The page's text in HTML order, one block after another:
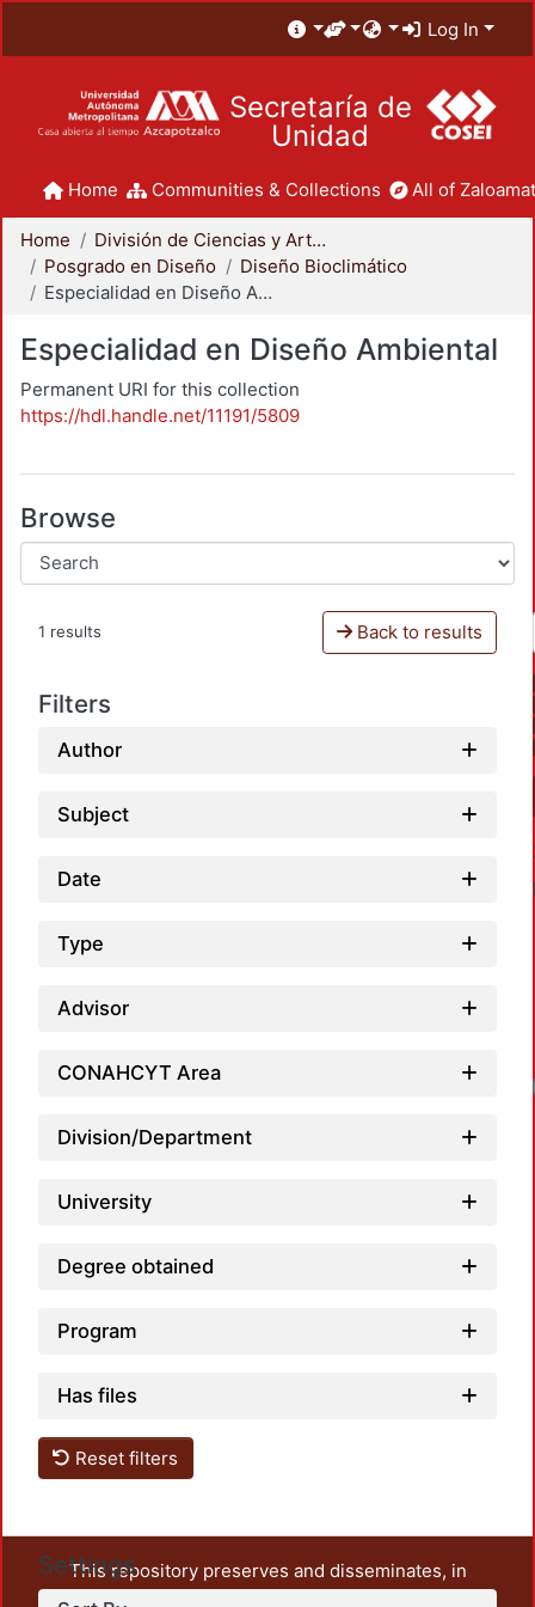
Log In
Secretaría de
Unidad
Home Communities & Collections All of
Home
División de Ciencias y Artes para el Diseño
Posgrado en Diseño
Diseño Bioclimático
Especialidad en Diseño Ambiental
Especialidad en Diseño Ambiental
Permanent URI for this collection
https://hdl.handle.net/11191/5809
Browse
1 results Back to results
Filters
Author
Subject
Date
Type
Advisor
CONAHCYT Area
Division/Department
University
Degree obtained
Program
Has files
Reset filters
Settings
This repository preserves and disseminates, in
unrestricted open access, the teaching and research